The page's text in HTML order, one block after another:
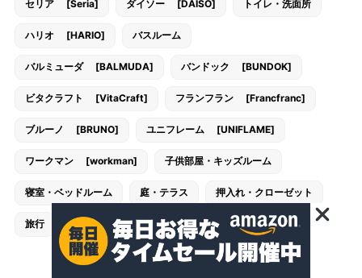
セリア [Seria] ダイソー [DAISO] トイレ・洗面所
ハリオ [HARIO] バスルーム
バルミューダ [BALMUDA] バンドック [BUNDOK]
ビタクラフト [VitaCraft] フランフラン [Francfranc]
ブルーノ [BRUNO] ユニフレーム [UNIFLAME]
ワークマン [workman] 子供部屋・キッズルーム
寝室・ベッドルーム 庭・テラス 押入れ・クローゼット
旅行 書斎 玄関・エントランス 西松屋